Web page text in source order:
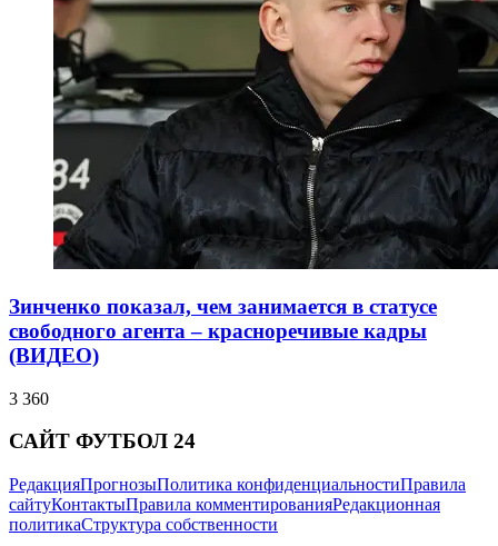
Зинченко показал, чем занимается в статусе
свободного агента – красноречивые кадры
(ВИДЕО)
3 360
САЙТ ФУТБОЛ 24
РедакцияПрогнозыПолитика конфиденциальностиПравила
сайтуКонтактыПравила комментированияРедакционная
политикаСтруктура собственности